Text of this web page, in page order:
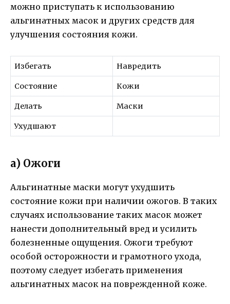
можно приступать к использованию
альгинатных масок и других средств для
улучшения состояния кожи.
Избегать Навредить
Состояние Кожи
Делать Маски
Ухудшают
а) Ожоги
Альгинатные маски могут ухудшить
состояние кожи при наличии ожогов. В таких
случаях использование таких масок может
нанести дополнительный вред и усилить
болезненные ощущения. Ожоги требуют
особой осторожности и грамотного ухода,
поэтому следует избегать применения
альгинатных масок на поврежденной коже.